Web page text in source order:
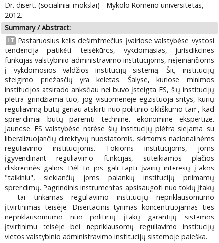
Dr. disert. (socialiniai mokslai) - Mykolo Romerio universitetas,
2012.
Summary / Abstract:
LT
Pastaruosius kelis dešimtmečius įvairiose valstybėse vystosi
tendencija patikėti teisėkūros, vykdomąsias, jurisdikcines
funkcijas valstybinio administravimo institucijoms, neįeinančioms
į vykdomosios valdžios institucijų sistemą. Šių institucijų
steigimo priežasčių yra keletas. Šalyse, kuriose minimos
institucijos atsirado anksčiau nei buvo įsteigta ES, šių institucijų
plėtra grindžiama tuo, jog visuomenėje egzistuoja sritys, kurių
reguliavimą būtų geriau atskirti nuo politinio cikliškumo tam, kad
sprendimai būtų paremti technine, ekonomine ekspertize.
Jaunose ES valstybėse narėse šių institucijų plėtra siejama su
liberalizuojančių direktyvų nuostatomis, skirtomis nacionalinėms
reguliavimo institucijoms. Tokioms institucijoms, joms
įgyvendinant reguliavimo funkcijas, suteikiamos plačios
diskrecinės galios. Dėl to jos gali tapti įvairių interesų įtakos
"taikiniu", siekiančių joms palankių institucijų priimamų
sprendimų. Pagrindinis instrumentas apsisaugoti nuo tokių įtakų
– tai tinkamas reguliavimo institucijų nepriklausomumo
įtvirtinimas teisėje. Disertacinis tyrimas koncentruojamas ties
nepriklausomumo nuo politinių įtakų garantijų sistemos
įtvirtinimu teisėje bei nepriklausomų reguliavimo institucijų
vietos valstybinio administravimo institucijų sistemoje paieška.